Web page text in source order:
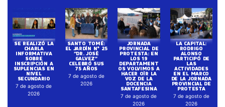
SE REALIZÓ LA
CHARLA
INFORMATIVA
SOBRE
INSCRIPCIÓN A
SUPLENCIAS EN
NIVEL
SECUNDARIO
7 de agosto de
2026
SANTO TOMÉ:
EL JARDÍN N° 25
“DR. JOSÉ
GALVEZ”
CELEBRÓ SUS
75 AÑOS
7 de agosto de
2026
JORNADA
PROVINCIAL DE
PROTESTA: EN
LOS 19
DEPARTAMENT
OS VOLVIMOS A
HACER OÍR LA
VOZ DE LA
DOCENCIA
SANTAFESINA
7 de agosto de
2026
LA CAPITAL:
RODRIGO
ALONSO
PARTICIPÓ DE
LAS
ACTIVIDADES
EN EL MARCO
DE LA JORNADA
PROVINCIAL DE
PROTESTA
7 de agosto de
2026